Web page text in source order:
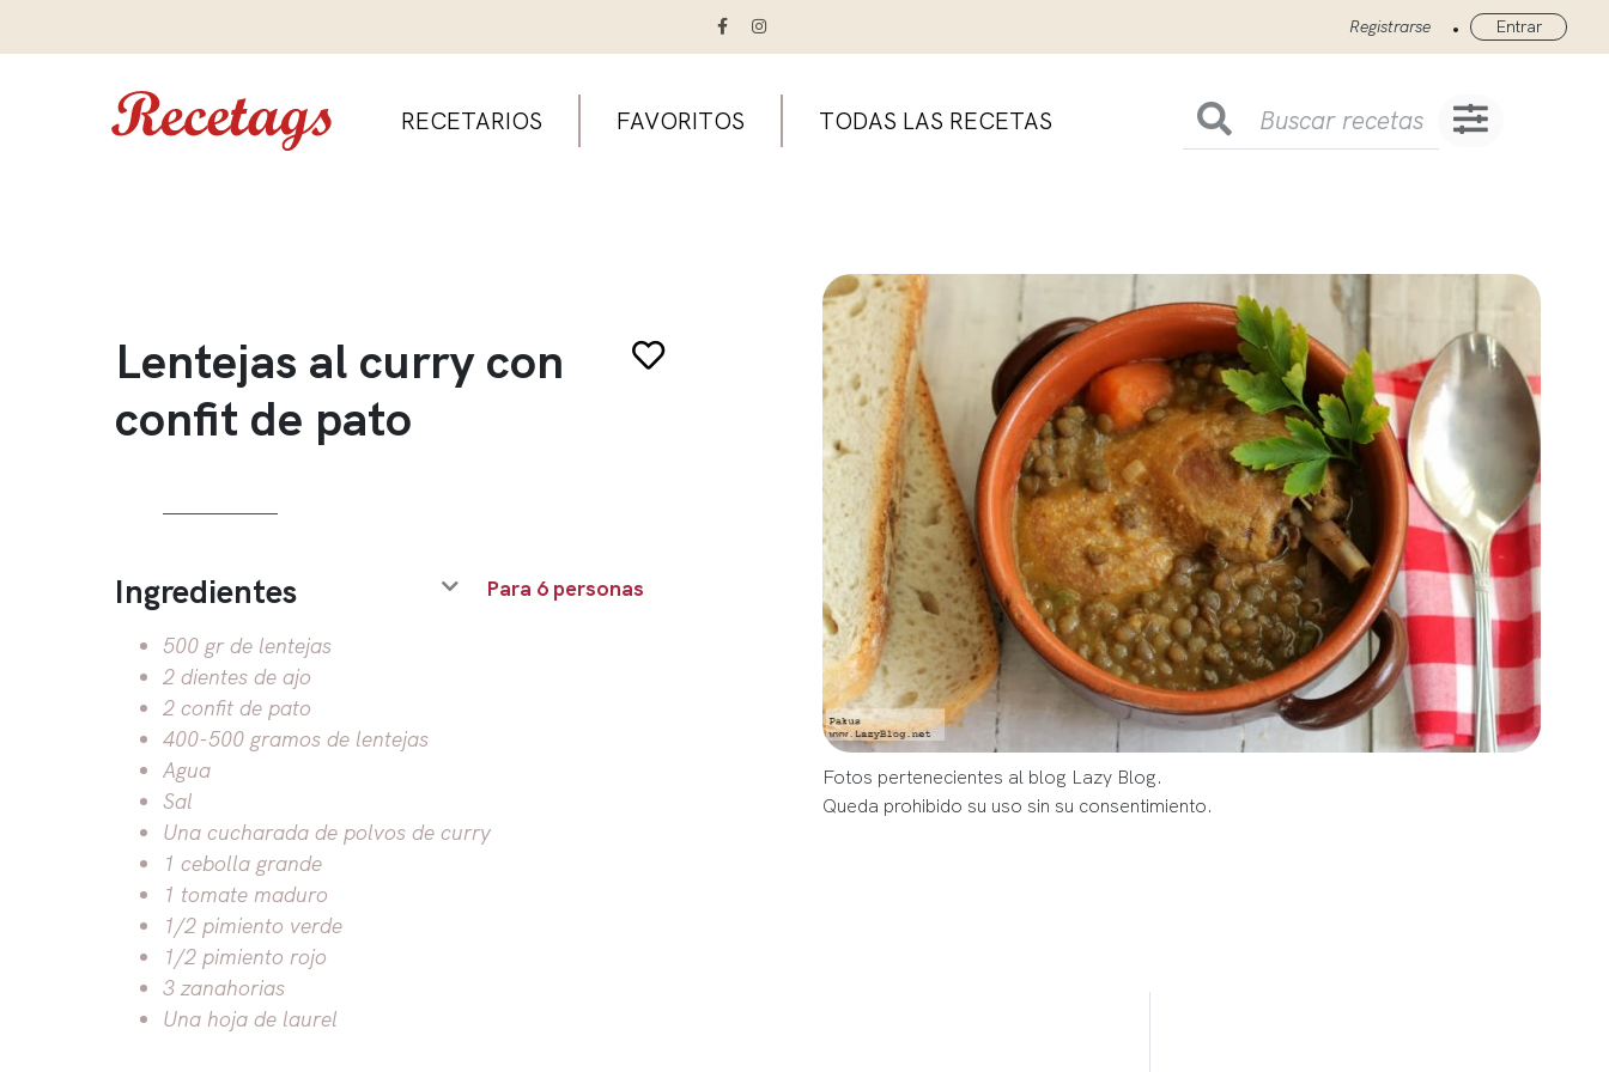
Registrarse • Entrar
RECETARIOS FAVORITOS TODAS LAS RECETAS
Lentejas al curry con
confit de pato
Ingredientes Para 6 personas
500 gr de lentejas
2 dientes de ajo
2 confit de pato
400-500 gramos de lentejas
Agua
Sal
Una cucharada de polvos de curry
1 cebolla grande
1 tomate maduro
1/2 pimiento verde
1/2 pimiento rojo
3 zanahorias
Una hoja de laurel
Fotos pertenecientes al blog Lazy Blog.
Queda prohibido su uso sin su consentimiento.